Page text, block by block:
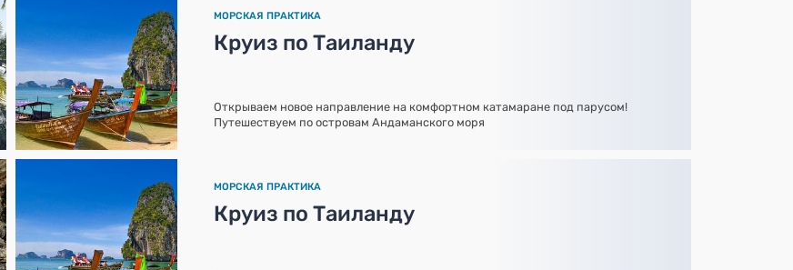
МОРСКАЯ ПРАКТИКА
Круиз по Таиланду
Открываем новое направление на комфортном катамаране под парусом!
Путешествуем по островам Андаманского моря
МОРСКАЯ ПРАКТИКА
Круиз по Таиланду